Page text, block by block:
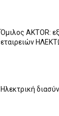
Όμιλος AKTOR:
εταιρειών
Ηλεκτρική